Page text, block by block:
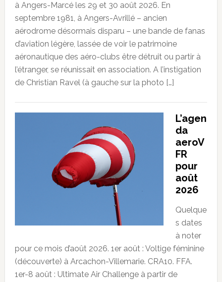
à Angers-Marcé les 29 et 30 août 2026. En
septembre 1981, à Angers-Avrillé – ancien
aérodrome désormais disparu – une bande de fanas
d’aviation légère, lassée de voir le patrimoine
aéronautique des aéro-clubs être détruit ou partir à
l’étranger, se réunissait en association. A l’instigation
de Christian Ravel (à gauche sur la photo […]
L’agen
da
aeroV
FR
pour
août
2026
Quelque
s dates
à noter
pour ce mois d’août 2026. 1er août : Voltige féminine
(découverte) à Arcachon-Villemarie. CRA10. FFA.
1er-8 août : Ultimate Air Challenge à partir de